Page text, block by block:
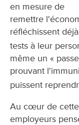
en mesure de
remettre
réfléchissent
tests à leur
même un «
prouvant
puissent
Au cœur de cette
employeurs